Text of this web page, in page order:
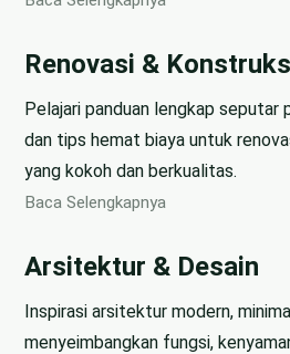
Renovasi &
Pelajari panduan lengkap seputar
dan tips hemat biaya untuk
yang kokoh dan berkualitas.
Baca Selengkapnya
Arsitektur & Desain
Inspirasi arsitektur modern,
menyeimbangkan fungsi,